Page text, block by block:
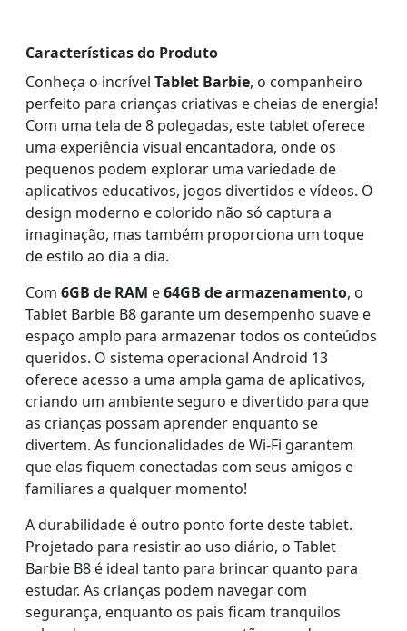
Características do Produto
Conheça o incrível Tablet Barbie, o companheiro
perfeito para crianças criativas e cheias de energia!
Com uma tela de 8 polegadas, este tablet oferece
uma experiência visual encantadora, onde os
pequenos podem explorar uma variedade de
aplicativos educativos, jogos divertidos e vídeos. O
design moderno e colorido não só captura a
imaginação, mas também proporciona um toque
de estilo ao dia a dia.
Com 6GB de RAM e64GB de armazenamento, o
Tablet Barbie B8 garante um desempenho suave e
espaço amplo para armazenar todos os conteúdos
queridos. O sistema operacional Android 13
oferece acesso a uma ampla gama de aplicativos,
criando um ambiente seguro e divertido para que
as crianças possam aprender enquanto se
divertem. As funcionalidades de Wi-Fi garantem
que elas fiquem conectadas com seus amigos e
familiares a qualquer momento!
A durabilidade é outro ponto forte deste tablet.
Projetado para resistir ao uso diário, o Tablet
Barbie B8 é ideal tanto para brincar quanto para
estudar. As crianças podem navegar com
segurança, enquanto os pais ficam tranquilos